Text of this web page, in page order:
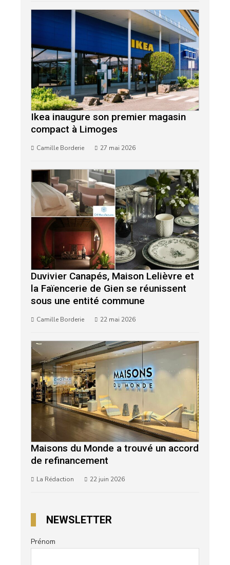
Ikea inaugure son premier magasin
compact à Limoges
Camille Borderie 27 mai 2026
Duvivier Canapés, Maison Lelièvre et
la Faïencerie de Gien se réunissent
sous une entité commune
Camille Borderie 22 mai 2026
Maisons du Monde a trouvé un accord
de refinancement
La Rédaction 22 juin 2026
NEWSLETTER
Prénom